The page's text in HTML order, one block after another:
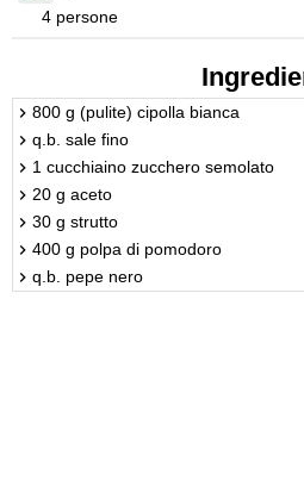
4 persone
800 g (pulite) cipolla bianca
q.b. sale fino
1 cucchiaino zucchero semolato
20 g aceto
30 g strutto
400 g polpa di pomodoro
q.b. pepe nero